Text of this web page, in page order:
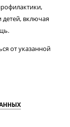
детей, включая
от указанной